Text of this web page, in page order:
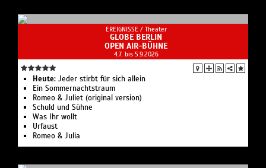
EREIGNISSE / Theater
GLOBE BERLIN
OPEN AIR-BÜHNE
4.7. bis 5.9.2026
Heute: Jeder stirbt für sich allein
Ein Sommernachtstraum
Romeo & Juliet (original version)
Schuld und Sühne
Was Ihr wollt
Urfaust
Romeo & Julia